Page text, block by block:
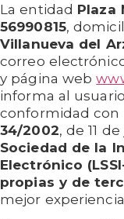
La entidad Plaza
56990815,
Villanueva del
correo
y página web
informa al
conformidad con
34/2002, de 11
Sociedad de la
Electrónico
propias y de
mejor